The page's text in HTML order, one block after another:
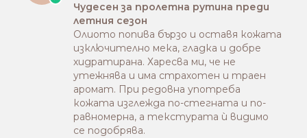
Чудесен за пролетна рутина преди
летния сезон
Олиото попива бързо и оставя кожата
изключително мека, гладка и добре
хидратирана. Харесва ми, че не
утежнява и има страхотен и траен
аромат. При редовна употреба
кожата изглежда по-стегната и по-
равномерна, а текстурата ѝ видимо
се подобрява.